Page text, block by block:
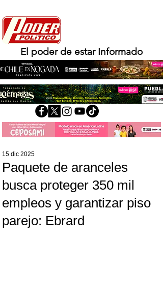
El poder de estar Informado
Paquete de aranceles
busca proteger 350 mil
empleos y garantizar piso
parejo: Ebrard
15 dic 2025